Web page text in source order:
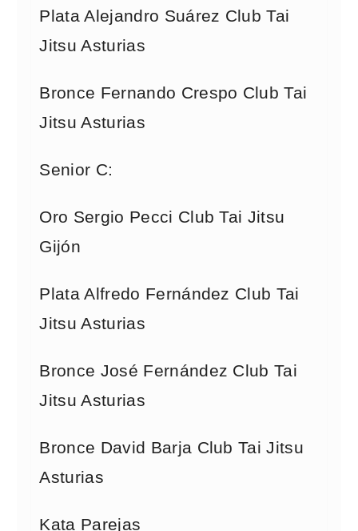
Plata Alejandro Suárez Club Tai
Jitsu Asturias
Bronce Fernando Crespo Club Tai
Jitsu Asturias
Senior C:
Oro Sergio Pecci Club Tai Jitsu
Gijón
Plata Alfredo Fernández Club Tai
Jitsu Asturias
Bronce José Fernández Club Tai
Jitsu Asturias
Bronce David Barja Club Tai Jitsu
Asturias
Kata Parejas